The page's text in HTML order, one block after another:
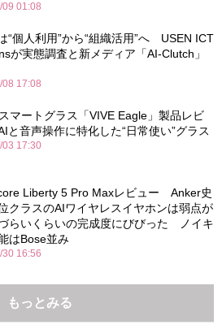
01:08
“個人利用”から“組織活用”へ USEN ICT
が実態調査と新メディア「AI-Clutch」
17:08
マートグラス「VIVE Eagle」製品レビ
音声操作に特化した“日常使い”グラス
03 17:30
Liberty 5 Pro Maxレビュー Anker史
クラスのAIワイヤレスイヤホンは弱点が
らいくらいの完成度にびびった ノイキ
はBose並み
16:56
もっとみる